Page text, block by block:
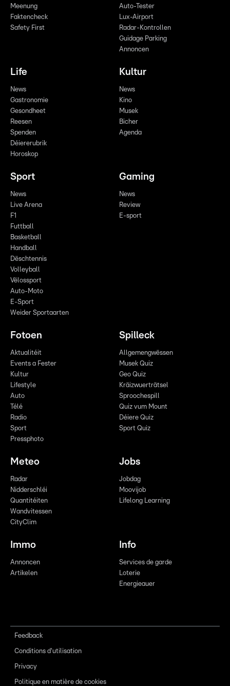
Meenung
Faktencheck
Safety First
Auto-Tester
Lux-Airport
Radar-Kontrollen
Guidage Parking
Annoncen
Life
News
Gastronomie
Gesondheet
Reesen
Spenden
Déiererubrik
Horoskop
Kultur
News
Kino
Musek
Bicher
Agenda
Sport
News
Live Arena
F1
Futtball
Basketball
Handball
Dëschtennis
Volleyball
Vëlossport
Auto-Moto
E-Sport
Weider Sportaarten
Gaming
News
Review
E-sport
Fotoen
Aktualitéit
Events a Fester
Kultur
Lifestyle
Auto
Télé
Radio
Sport
Pressphoto
Spilleck
Allgemengwëssen
Musek Quiz
Geo Quiz
Kräizwuerträtsel
Sproochespill
Quiz vum Mount
Déiere Quiz
Sport Quiz
Meteo
Radar
Nidderschléi
Quantitéiten
Wandvitessen
CityClim
Jobs
Jobdag
Moovijob
Lifelong Learning
Immo
Annoncen
Artikelen
Info
Services de garde
Loterie
Energieauer
Feedback
Conditions d'utilisation
Privacy
Politique en matière de cookies